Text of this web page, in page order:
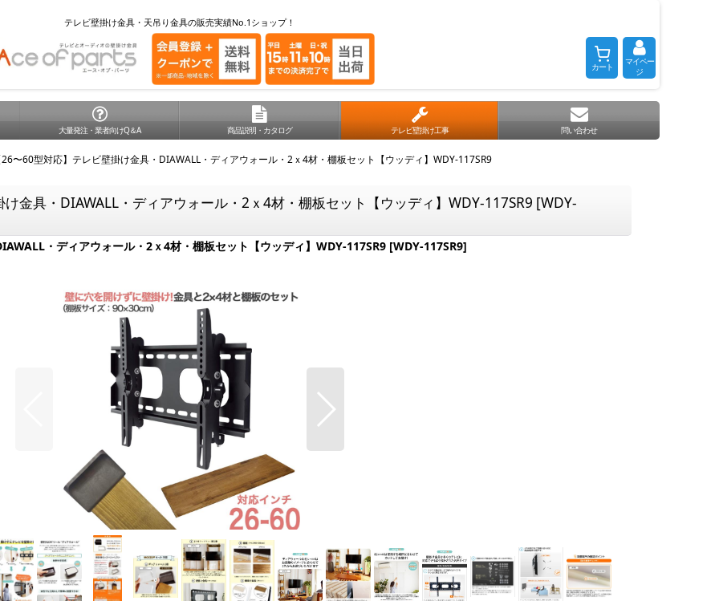
テレビ壁掛け金具・天吊り金具の販売実績No.1ショップ！
カート
マイペー
ジ
大量発注・業者向けQ＆A 商品説明・カタログ テレビ壁掛け工事 問い合わせ
〜60型対応】テレビ壁掛け金具・DIAWALL・ディアウォール・2ｘ4材・棚板セット【ウッディ】WDY-117SR9
金具・DIAWALL・ディアウォール・2ｘ4材・棚板セット【ウッディ】WDY-117SR9 [WDY-
・ディアウォール・2ｘ4材・棚板セット【ウッディ】WDY-117SR9 [WDY-117SR9]